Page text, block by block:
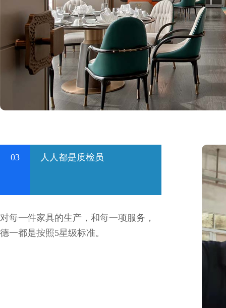
03 人人都是质检员
对每一件家具的生产，和每一项服务，
德一都是按照5星级标准。